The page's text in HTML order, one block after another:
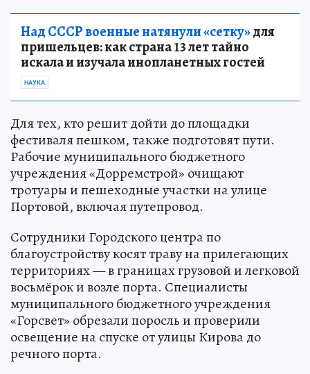
Над СССР военные натянули «сетку»для
пришельцев: как страна 13 лет тайно
искала и изучала инопланетных гостей
НАУКА
Для тех, кто решит дойти до площадки
фестиваля пешком, также подготовят пути.
Рабочие муниципального бюджетного
учреждения «Дорремстрой» очищают
тротуары и пешеходные участки на улице
Портовой, включая путепровод.
Сотрудники Городского центра по
благоустройству косят траву на прилегающих
территориях — в границах грузовой и легковой
восьмёрок и возле порта. Специалисты
муниципального бюджетного учреждения
«Горсвет» обрезали поросль и проверили
освещение на спуске от улицы Кирова до
речного порта.